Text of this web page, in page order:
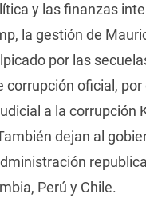
y las finanzas
la gestión de
por las
corrupción oficial,
a la corrupción
dejan al
Perú y Chile.